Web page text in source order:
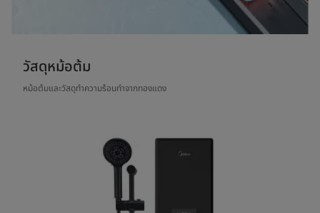
วัสดุหม้อต้ม
หม้อต้มและวัสดุทำความร้อนทำจากทองแดง